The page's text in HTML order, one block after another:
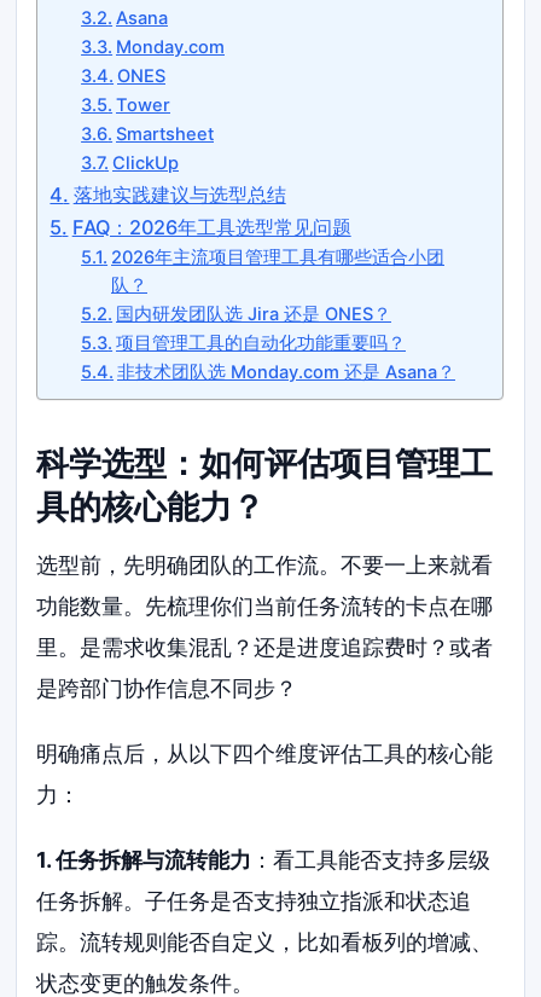
Asana
Monday.com
ONES
Tower
Smartsheet
ClickUp
落地实践建议与选型总结
FAQ：2026年工具选型常见问题
2026年主流项目管理工具有哪些适合小团
队？
国内研发团队选 Jira 还是 ONES？
项目管理工具的自动化功能重要吗？
非技术团队选 Monday.com 还是 Asana？
科学选型：如何评估项目管理工
具的核心能力？
选型前，先明确团队的工作流。不要一上来就看
功能数量。先梳理你们当前任务流转的卡点在哪
里。是需求收集混乱？还是进度追踪费时？或者
是跨部门协作信息不同步？
明确痛点后，从以下四个维度评估工具的核心能
力：
1. 任务拆解与流转能力 ：看工具能否支持多层级
任务拆解。子任务是否支持独立指派和状态追
踪。流转规则能否自定义，比如看板列的增减、
状态变更的触发条件。